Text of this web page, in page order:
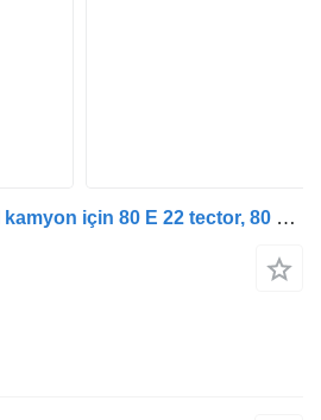
IVECO EuroCargo I-III kamyon için 80 E 22 tector, 80 E 22 P tector, 80 E 22FP tector 504087351 makas